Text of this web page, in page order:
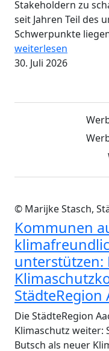
Stakeholdern zu
seit Jahren Teil des
Schwerpunkte
weiterlesen
30. Juli 2026
© Marijke Stasch,
Kommunen
unterstützen:
StädteRegion
Die StädteRegion
Klimaschutz weiter:
Butsch als neuer